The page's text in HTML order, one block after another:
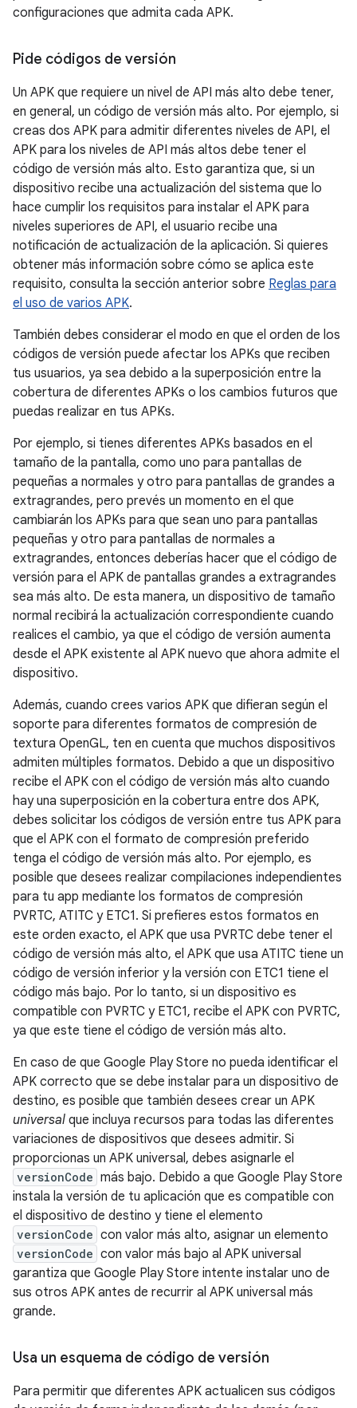
configuraciones que admita cada APK.
Pide códigos de versión
Un APK que requiere un nivel de API más alto debe tener,
en general, un código de versión más alto. Por ejemplo, si
creas dos APK para admitir diferentes niveles de API, el
APK para los niveles de API más altos debe tener el
código de versión más alto. Esto garantiza que, si un
dispositivo recibe una actualización del sistema que lo
hace cumplir los requisitos para instalar el APK para
niveles superiores de API, el usuario recibe una
notificación de actualización de la aplicación. Si quieres
obtener más información sobre cómo se aplica este
requisito, consulta la sección anterior sobre Reglas para
el uso de varios APK.
También debes considerar el modo en que el orden de los
códigos de versión puede afectar los APKs que reciben
tus usuarios, ya sea debido a la superposición entre la
cobertura de diferentes APKs o los cambios futuros que
puedas realizar en tus APKs.
Por ejemplo, si tienes diferentes APKs basados en el
tamaño de la pantalla, como uno para pantallas de
pequeñas a normales y otro para pantallas de grandes a
extragrandes, pero prevés un momento en el que
cambiarán los APKs para que sean uno para pantallas
pequeñas y otro para pantallas de normales a
extragrandes, entonces deberías hacer que el código de
versión para el APK de pantallas grandes a extragrandes
sea más alto. De esta manera, un dispositivo de tamaño
normal recibirá la actualización correspondiente cuando
realices el cambio, ya que el código de versión aumenta
desde el APK existente al APK nuevo que ahora admite el
dispositivo.
Además, cuando crees varios APK que difieran según el
soporte para diferentes formatos de compresión de
textura OpenGL, ten en cuenta que muchos dispositivos
admiten múltiples formatos. Debido a que un dispositivo
recibe el APK con el código de versión más alto cuando
hay una superposición en la cobertura entre dos APK,
debes solicitar los códigos de versión entre tus APK para
que el APK con el formato de compresión preferido
tenga el código de versión más alto. Por ejemplo, es
posible que desees realizar compilaciones independientes
para tu app mediante los formatos de compresión
PVRTC, ATITC y ETC1. Si prefieres estos formatos en
este orden exacto, el APK que usa PVRTC debe tener el
código de versión más alto, el APK que usa ATITC tiene un
código de versión inferior y la versión con ETC1 tiene el
código más bajo. Por lo tanto, si un dispositivo es
compatible con PVRTC y ETC1, recibe el APK con PVRTC,
ya que este tiene el código de versión más alto.
En caso de que Google Play Store no pueda identificar el
APK correcto que se debe instalar para un dispositivo de
destino, es posible que también desees crear un APK
universal que incluya recursos para todas las diferentes
variaciones de dispositivos que desees admitir. Si
proporcionas un APK universal, debes asignarle el
versionCode más bajo. Debido a que Google Play Store
instala la versión de tu aplicación que es compatible con
el dispositivo de destino y tiene el elemento
versionCode con valor más alto, asignar un elemento
versionCode con valor más bajo al APK universal
garantiza que Google Play Store intente instalar uno de
sus otros APK antes de recurrir al APK universal más
grande.
Usa un esquema de código de versión
Para permitir que diferentes APK actualicen sus códigos